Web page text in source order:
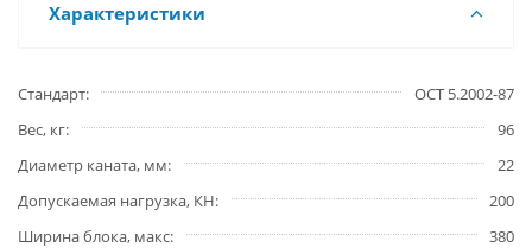
Характеристики
Стандарт
ОСТ 5.2002-87
Вес, кг
96
Диаметр каната, мм
22
Допускаемая нагрузка, КН
200
Ширина блока, макс
380